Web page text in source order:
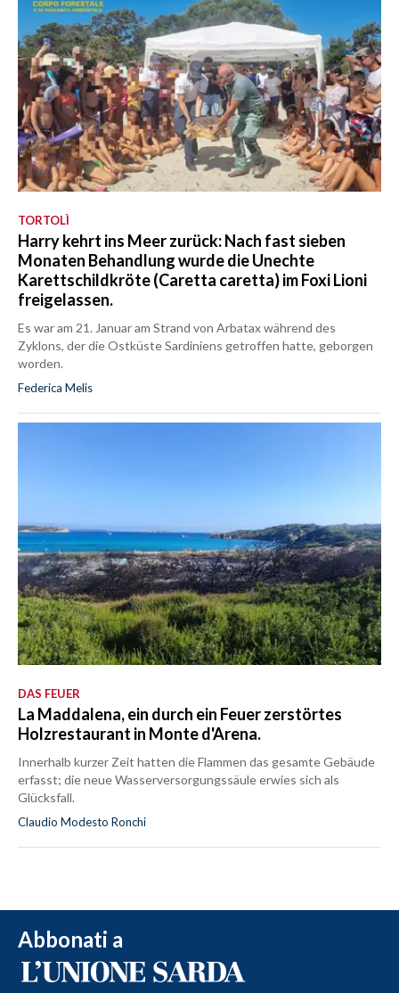
TORTOLÌ
Harry kehrt ins Meer zurück: Nach fast sieben
Monaten Behandlung wurde die Unechte
Karettschildkröte (Caretta caretta) im Foxi Lioni
freigelassen.
Es war am 21. Januar am Strand von Arbatax während des
Zyklons, der die Ostküste Sardiniens getroffen hatte, geborgen
worden.
Federica Melis
DAS FEUER
La Maddalena, ein durch ein Feuer zerstörtes
Holzrestaurant in Monte d'Arena.
Innerhalb kurzer Zeit hatten die Flammen das gesamte Gebäude
erfasst; die neue Wasserversorgungssäule erwies sich als
Glücksfall.
Claudio Modesto Ronchi
Abbonati a